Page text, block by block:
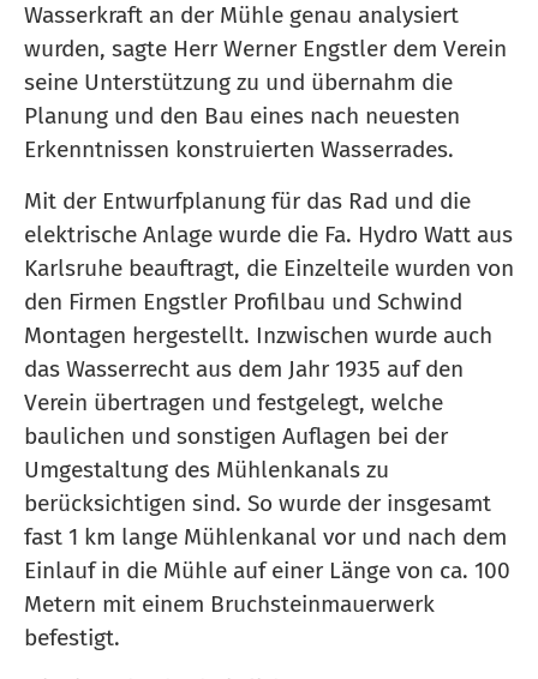
Wasserkraft an der Mühle genau analysiert
wurden, sagte Herr Werner Engstler dem Verein
seine Unterstützung zu und übernahm die
Planung und den Bau eines nach neuesten
Erkenntnissen konstruierten Wasserrades.
Mit der Entwurfplanung für das Rad und die
elektrische Anlage wurde die Fa. Hydro Watt aus
Karlsruhe beauftragt, die Einzelteile wurden von
den Firmen Engstler Profilbau und Schwind
Montagen hergestellt. Inzwischen wurde auch
das Wasserrecht aus dem Jahr 1935 auf den
Verein übertragen und festgelegt, welche
baulichen und sonstigen Auflagen bei der
Umgestaltung des Mühlenkanals zu
berücksichtigen sind. So wurde der insgesamt
fast 1 km lange Mühlenkanal vor und nach dem
Einlauf in die Mühle auf einer Länge von ca. 100
Metern mit einem Bruchsteinmauerwerk
befestigt.